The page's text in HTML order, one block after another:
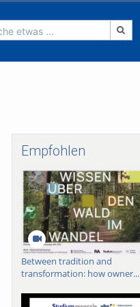
etwas ...
Empfohlen
Between tradition and
transformation: how owner...